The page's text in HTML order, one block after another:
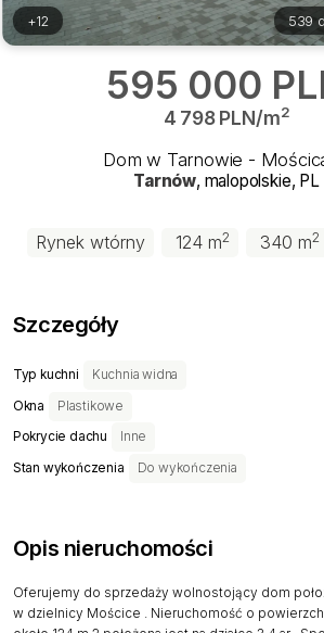
+12 539
595 000
4 798 PLN/m2
Dom w Tarnowie -
Tarnów, malopolskie, PL
Rynek wtórny 124 m2 340 m2
Szczegóły
Typ kuchni Kuchnia widna
Okna Plastikowe
Pokrycie dachu Inne
Stan wykończenia Do wykończenia
Opis nieruchomości
Oferujemy do sprzedaży wolnostojący dom
w dzielnicy Mościce . Nieruchomość o